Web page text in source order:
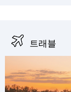
트래블